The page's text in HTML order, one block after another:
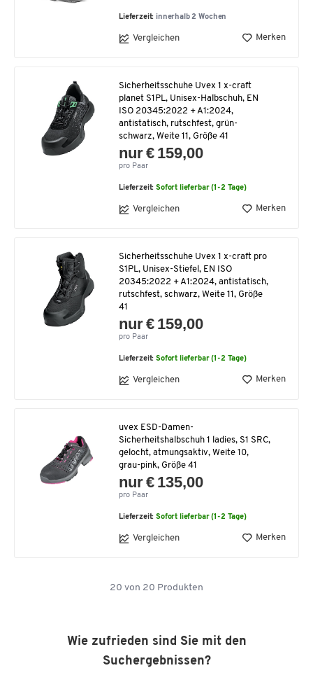
Lieferzeit: innerhalb 2 Wochen
Vergleichen Merken
Sicherheitsschuhe Uvex 1 x-craft
planet S1PL, Unisex-Halbschuh, EN
ISO 20345:2022 + A1:2024,
antistatisch, rutschfest, grün-
schwarz, Weite 11, Größe 41
nur € 159,00
pro Paar
Lieferzeit:Sofort lieferbar (1-2 Tage)
Vergleichen Merken
Sicherheitsschuhe Uvex 1 x-craft pro
S1PL, Unisex-Stiefel, EN ISO
20345:2022 + A1:2024, antistatisch,
rutschfest, schwarz, Weite 11, Größe
41
nur € 159,00
pro Paar
Lieferzeit:Sofort lieferbar (1-2 Tage)
Vergleichen Merken
uvex ESD-Damen-
Sicherheitshalbschuh 1 ladies, S1 SRC,
gelocht, atmungsaktiv, Weite 10,
grau-pink, Größe 41
nur € 135,00
pro Paar
Lieferzeit:Sofort lieferbar (1-2 Tage)
Vergleichen Merken
20 von 20 Produkten
Wie zufrieden sind Sie mit den
Suchergebnissen?